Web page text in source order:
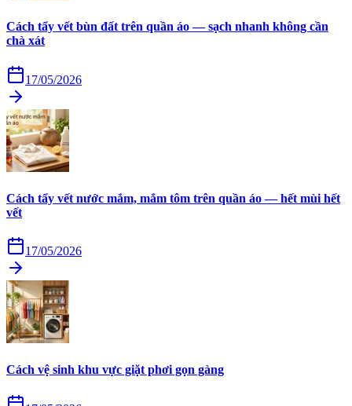
Cách tẩy vết bùn đất trên quần áo — sạch nhanh không cần
chà xát
17/05/2026
Cách tẩy vết nước mắm, mắm tôm trên quần áo — hết mùi hết
vết
17/05/2026
Cách vệ sinh khu vực giặt phơi gọn gàng